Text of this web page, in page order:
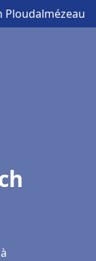
Ploudalmézeau